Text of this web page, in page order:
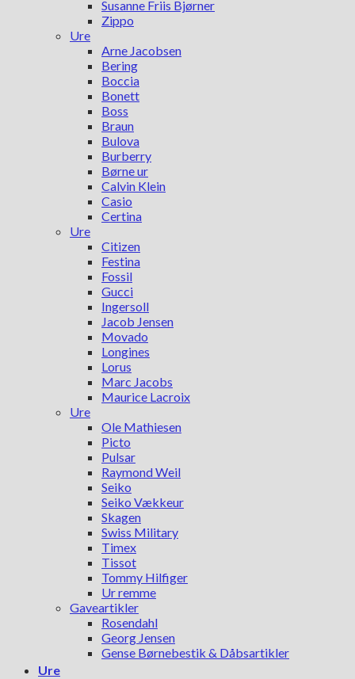
Susanne Friis Bjørner
Zippo
Ure
Arne Jacobsen
Bering
Boccia
Bonett
Boss
Braun
Bulova
Burberry
Børne ur
Calvin Klein
Casio
Certina
Ure
Citizen
Festina
Fossil
Gucci
Ingersoll
Jacob Jensen
Movado
Longines
Lorus
Marc Jacobs
Maurice Lacroix
Ure
Ole Mathiesen
Picto
Pulsar
Raymond Weil
Seiko
Seiko Vækkeur
Skagen
Swiss Military
Timex
Tissot
Tommy Hilfiger
Ur remme
Gaveartikler
Rosendahl
Georg Jensen
Gense Børnebestik & Dåbsartikler
Ure